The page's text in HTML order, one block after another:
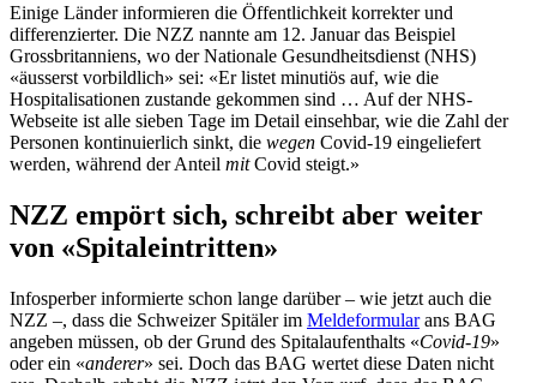
Einige Länder informieren die Öffentlichkeit korrekter und
differenzierter. Die NZZ nannte am 12. Januar das Beispiel
Grossbritanniens, wo der Nationale Gesundheitsdienst (NHS)
«äusserst vorbildlich» sei: «Er listet minutiös auf, wie die
Hospitalisationen zustande gekommen sind … Auf der NHS-
Webseite ist alle sieben Tage im Detail einsehbar, wie die Zahl der
Personen kontinuierlich sinkt, die wegen Covid-19 eingeliefert
werden, während der Anteil mitCovid steigt.»
NZZ empört sich, schreibt aber weiter
von «Spitaleintritten»
Infosperber informierte schon lange darüber – wie jetzt auch die
NZZ –, dass die Schweizer Spitäler im Meldeformularans BAG
angeben müssen, ob der Grund des Spitalaufenthalts «Covid-19»
oder ein «anderer» sei. Doch das BAG wertet diese Daten nicht